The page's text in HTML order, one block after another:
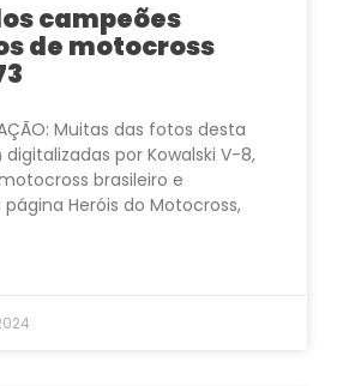
campeões
de motocross
Muitas das fotos desta
por Kowalski V-8,
brasileiro e
Heróis do Motocross,